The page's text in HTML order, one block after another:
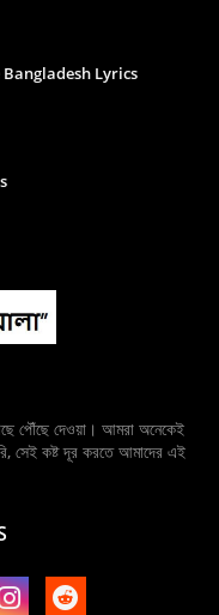
Bangladesh Lyrics
পৌঁছে দেওয়া। আমরা অনেকেই
সেই কষ্ট দূর করতে আমাদের এই